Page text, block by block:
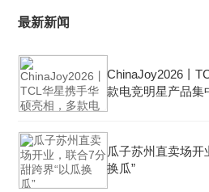
最新新闻
ChinaJoy2026丨
款电竞明星产品集
瓜子苏州直卖场开
换瓜”